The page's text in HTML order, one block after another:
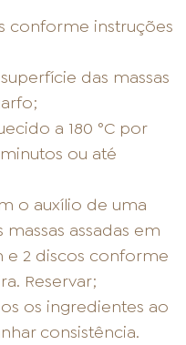
conforme instruções
das massas
a 180 °C por
ou até
o auxílio de uma
assadas em
e 2 discos conforme
Reservar;
os ingredientes ao
consistência.